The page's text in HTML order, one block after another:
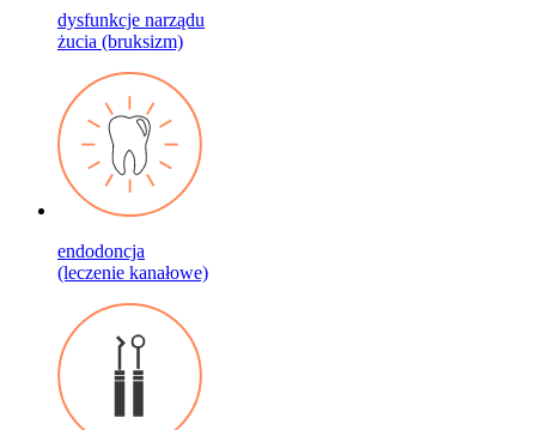
dysfunkcje narządu
żucia (bruksizm)
endodoncja
(leczenie kanałowe)